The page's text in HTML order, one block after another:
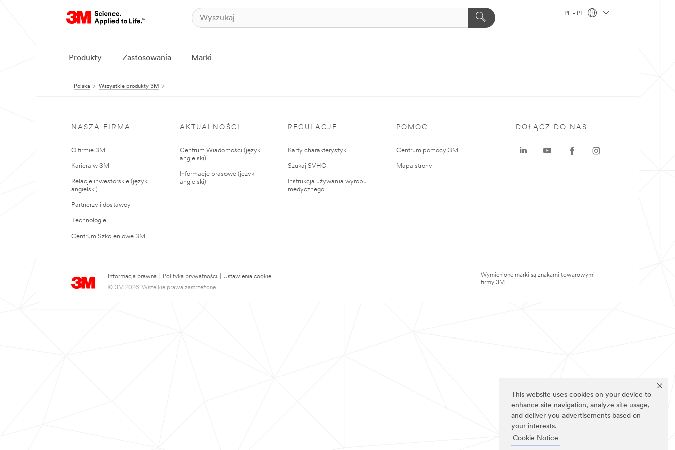
This website uses cookies on your device to
enhance site navigation, analyze site usage,
and deliver you advertisements based on
your interests.
Cookie Notice
PL - PL
Produkty Zastosowania Marki
Polska Wszystkie produkty 3M
NASZA FIRMA
O firmie 3M
Kariera w 3M
Relacje inwestorskie (język
angielski)
Partnerzy i dostawcy
Technologie
Centrum Szkoleniowe 3M
AKTUALNOŚCI
Centrum Wiadomości (język
angielski)
Informacje prasowe (język
angielski)
REGULACJE
Karty charakterystyki
Szukaj SVHC
Instrukcja używania wyrobu
medycznego
POMOC
Centrum pomocy 3M
Mapa strony
Informacja prawna Polityka prywatności
Ustawienia cookie
© 3M 2026. Wszelkie prawa zastrzeżone.
DOŁĄCZ DO NAS
Wymienione marki są znakami towarowymi
firmy 3M.